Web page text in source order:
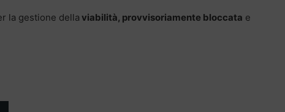
la gestione della viabilità, provvisoriamente bloccata e